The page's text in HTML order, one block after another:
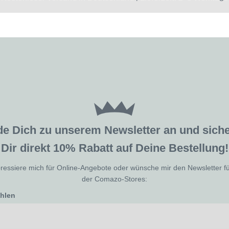
Dich zu unserem Newsletter an und
Dir direkt 10% Rabatt auf Deine Bestellung!
mich für Online-Angebote oder wünsche mir den Newsletter
der Comazo-Stores: